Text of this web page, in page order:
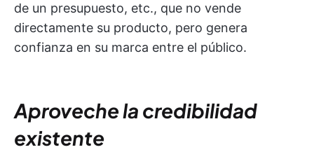
de un presupuesto, etc., que no vende
directamente su producto, pero genera
confianza en su marca entre el público.
Aproveche la credibilidad
existente